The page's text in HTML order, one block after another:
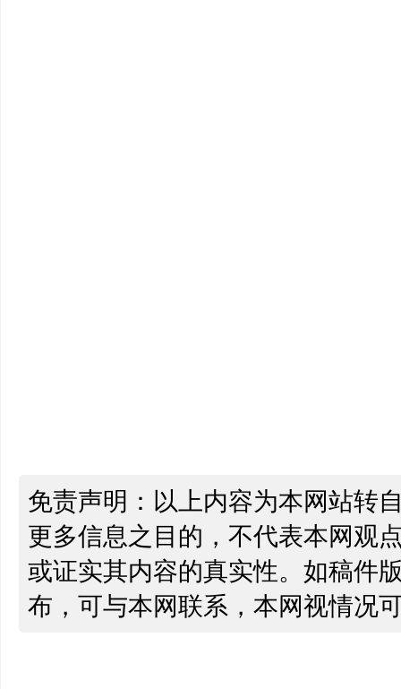
免责声明：以上内容为本网站转
更多信息之目的，不代表本网观
或证实其内容的真实性。如稿件
布，可与本网联系，本网视情况